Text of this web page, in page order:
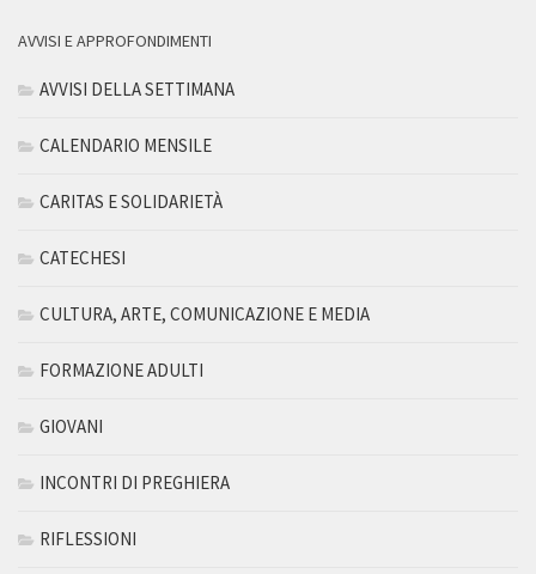
AVVISI E APPROFONDIMENTI
AVVISI DELLA SETTIMANA
CALENDARIO MENSILE
CARITAS E SOLIDARIETÀ
CATECHESI
CULTURA, ARTE, COMUNICAZIONE E MEDIA
FORMAZIONE ADULTI
GIOVANI
INCONTRI DI PREGHIERA
RIFLESSIONI